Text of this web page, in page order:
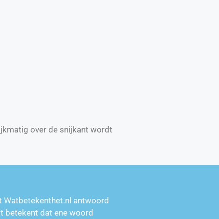
over de snijkant wordt
Watbetekenthet.nl antwoord
betekent dat ene woord